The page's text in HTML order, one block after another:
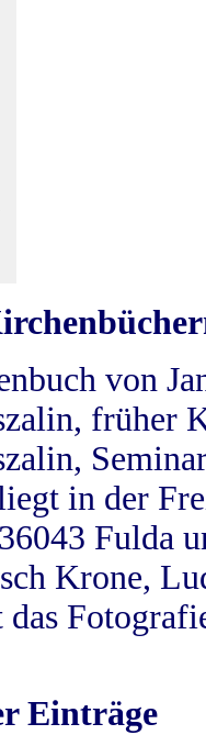
von
früher
in der
Fulda
Krone,
Einträge